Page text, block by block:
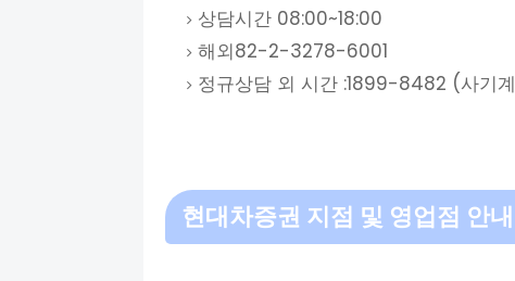
상담시간 08:00~18:00
해외82-2-3278-6001
정규상담 외 시간 :1899-8482 (사기
현대차증권 지점 및 영업점 안내